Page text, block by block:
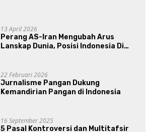
13 April 2026
Perang AS-Iran Mengubah Arus
Lanskap Dunia, Posisi Indonesia Di
22 Februari 2026
Jurnalisme Pangan Dukung
Kemandirian Pangan di Indonesia
16 September 2025
5 Pasal Kontroversi dan Multitafsir